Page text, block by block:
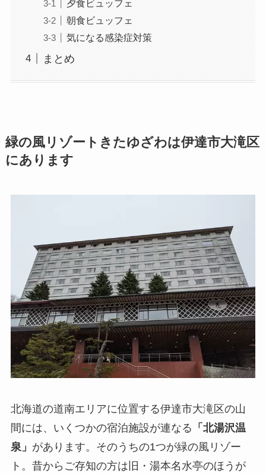
夕食ビュッフェ
朝食ビュッフェ
気になる感染症対策
まとめ
緑の風リゾートきたゆざわは伊達市大滝区
にあります
北海道の道南エリアに位置する伊達市大滝区の山
間には、いくつかの宿泊施設が連なる 「北湯沢温
泉」 があります。そのうちの1つが緑の風リゾー
ト。昔からご存知の方は旧・湯本名水亭のほうが